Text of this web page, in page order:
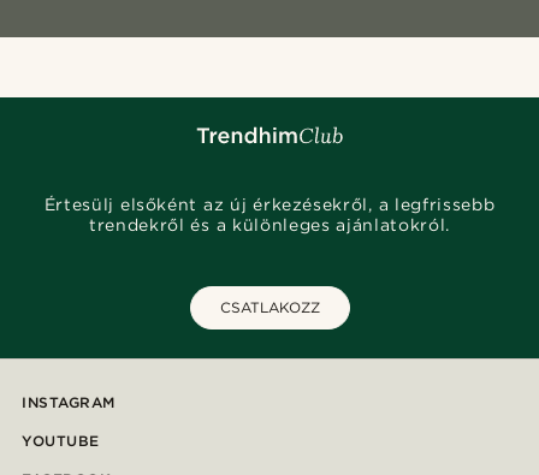
Értesülj elsőként az új érkezésekről, a legfrissebb
trendekről és a különleges ajánlatokról.
CSATLAKOZZ
INSTAGRAM
YOUTUBE